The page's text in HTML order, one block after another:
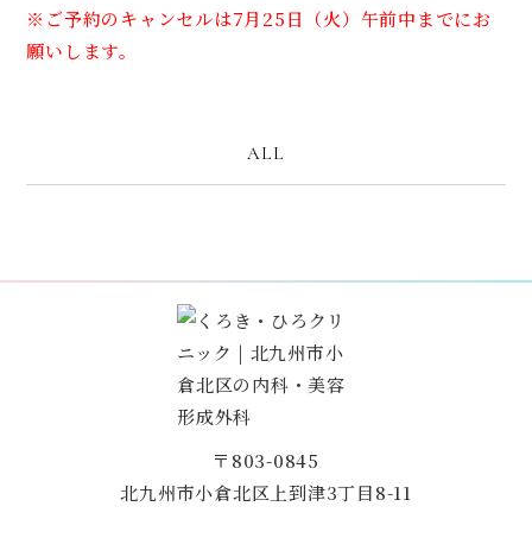
※ご予約のキャンセルは7月25日（火）午前中までにお
願いします。
ALL
〒803-0845
北九州市小倉北区上到津3丁目8-11